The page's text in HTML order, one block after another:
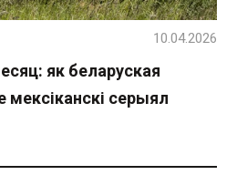
як беларуская
мексіканскі серыял
10.04.2026